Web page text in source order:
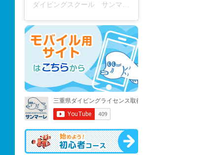
ダイビングスクール サンマーレ / diving school(@diving_school_sanmare)がシェアした投稿